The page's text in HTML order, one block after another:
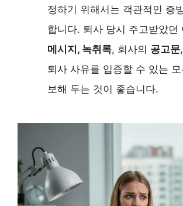
정하기 위해서는 객관적인 증
합니다. 퇴사 당시 주고받았던
메시지, 녹취록, 회사의 공고문,
퇴사 사유를 입증할 수 있는
보해 두는 것이 좋습니다.